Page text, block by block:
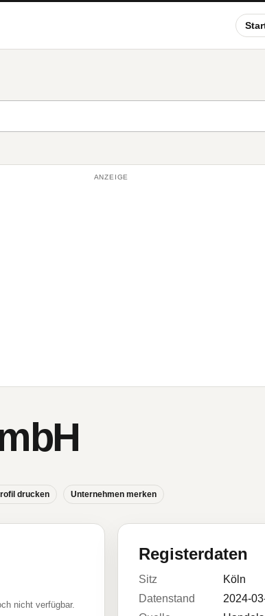
ANZEIGE
drucken Unternehmen merken
nicht verfügbar.
Registerdaten
Sitz
Köln
Datenstand
2024-